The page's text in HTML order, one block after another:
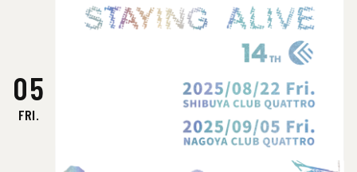
05
FRI.